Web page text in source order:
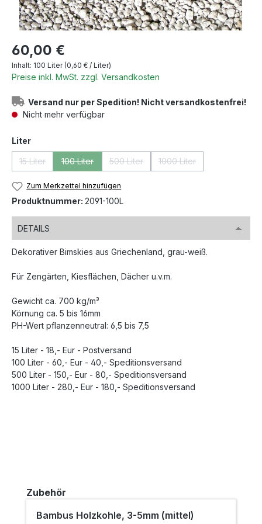
Regulärer Preis:
60,00 €
Inhalt: 100 Liter (0,60 € / Liter)
Preise inkl. MwSt. zzgl. Versandkosten
Versand nur per Spedition! Nicht versandkostenfrei!
Nicht mehr verfügbar
Literauswählen
15 Liter 100 Liter 500 Liter 1000 Liter
Zum Merkzettel hinzufügen
Produktnummer: 2091-100L
DETAILS
Dekorativer Bimskies aus Griechenland, grau-weiß.
Für Zengärten, Kiesflächen, Dächer u.v.m.
Gewicht ca. 700 kg/m³
Körnung ca. 5 bis 16mm
PH-Wert pflanzenneutral: 6,5 bis 7,5
15 Liter - 18,- Eur - Postversand
100 Liter - 60,- Eur - 40,- Speditionsversand
500 Liter - 150,- Eur - 80,- Speditionsversand
1000 Liter - 280,- Eur - 180,- Speditionsversand
Produktgalerie überspringen
Zubehör
Bambus Holzkohle, 3-5mm (mittel)